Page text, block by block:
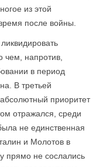
из этой
после войны.
чем, напротив,
в период
В третьей
приоритет
отражался, среди
не единственная
и Молотов в
прямо не сослались